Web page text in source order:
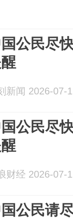
公民尽
新闻 2026-07-
公民尽
财经 2026-07-
公民请